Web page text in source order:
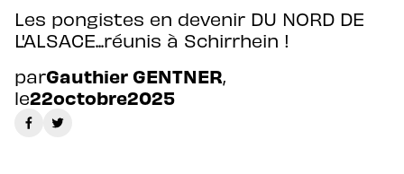
Les pongistes en devenir DU NORD DE
L'ALSACE...réunis à Schirrhein !
parGauthier GENTNER,
le22octobre2025